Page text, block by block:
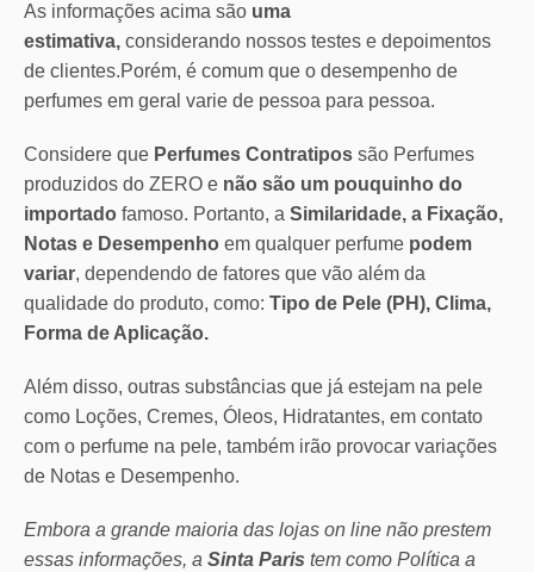
As informações acima são uma
estimativa, considerando nossos testes e depoimentos
de clientes.Porém, é comum que o desempenho de
perfumes em geral varie de pessoa para pessoa.
Considere que Perfumes Contratipos são Perfumes
produzidos do ZERO e não são um pouquinho do
importado famoso. Portanto, a Similaridade, a Fixação,
Notas e Desempenho em qualquer perfume podem
variar, dependendo de fatores que vão além da
qualidade do produto, como: Tipo de Pele (PH), Clima,
Forma de Aplicação.
Além disso, outras substâncias que já estejam na pele
como Loções, Cremes, Óleos, Hidratantes, em contato
com o perfume na pele, também irão provocar variações
de Notas e Desempenho.
Embora a grande maioria das lojas on line não prestem
essas informações, a Sinta Paris tem como Política a